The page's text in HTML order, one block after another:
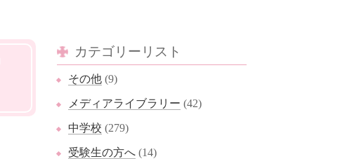
カテゴリーリスト
その他 (9)
メディアライブラリー (42)
中学校 (279)
受験生の方へ (14)